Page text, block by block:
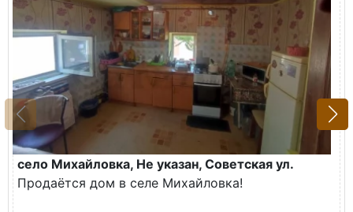
село Михайловка, Не указан, Советская ул.
Продаётся дом в селе Михайловка!